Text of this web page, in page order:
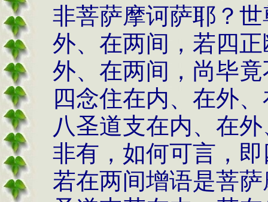
非菩萨摩诃萨耶？
外、在两间，若四
外、在两间，尚毕
四念住在内、在外
八圣道支在内、在
非有，如何可言，
若在两间增语是菩